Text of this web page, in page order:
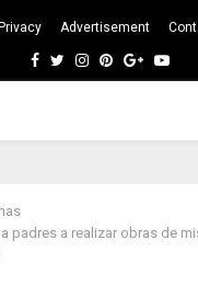
Privacy Advertisement
Facebook
TwitterInstagram
Pinterest
Google
padres a realizar obras de